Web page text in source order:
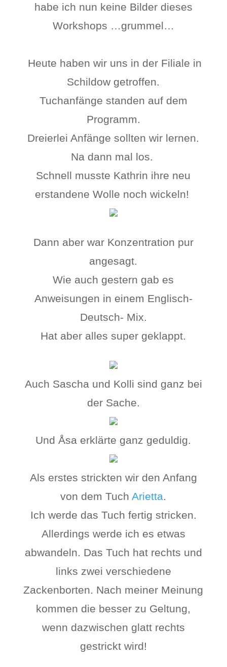
habe ich nun keine Bilder dieses
Workshops …grummel…
Heute haben wir uns in der Filiale in
Schildow getroffen.
Tuchanfänge standen auf dem
Programm.
Dreierlei Anfänge sollten wir lernen.
Na dann mal los.
Schnell musste Kathrin ihre neu
erstandene Wolle noch wickeln!
Dann aber war Konzentration pur
angesagt.
Wie auch gestern gab es
Anweisungen in einem Englisch-
Deutsch- Mix.
Hat aber alles super geklappt.
Auch Sascha und Kolli sind ganz bei
der Sache.
Und Åsa erklärte ganz geduldig.
Als erstes strickten wir den Anfang
von dem TuchArietta.
Ich werde das Tuch fertig stricken.
Allerdings werde ich es etwas
abwandeln. Das Tuch hat rechts und
links zwei verschiedene
Zackenborten. Nach meiner Meinung
kommen die besser zu Geltung,
wenn dazwischen glatt rechts
gestrickt wird!